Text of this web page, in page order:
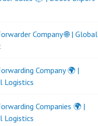
Company 🌐 | Global
Company 🌍 |
Logistics
Companies 🌍 |
Logistics